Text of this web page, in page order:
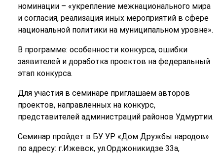
номинации – «укрепление межнационального мира
и согласия, реализация иных мероприятий в сфере
национальной политики на муниципальном уровне».
В программе: особенности конкурса, ошибки
заявителей и доработка проектов на федеральный
этап конкурса.
Для участия в семинаре приглашаем авторов
проектов, направленных на конкурс,
представителей администраций районов Удмуртии.
Семинар пройдет в БУ УР «Дом Дружбы народов»
по адресу: г.Ижевск, ул.Орджоникидзе 33а,